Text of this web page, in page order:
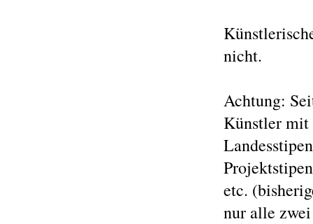
nicht.
Achtung:
Künstler mit
etc.
nur alle